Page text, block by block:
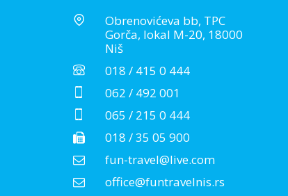
Obrenovićeva bb, TPC
Gorča, lokal M-20, 18000
Niš
018 / 415 0 444
062 / 492 001
065 / 215 0 444
018 / 35 05 900
fun-travel@live.com
office@funtravelnis.rs